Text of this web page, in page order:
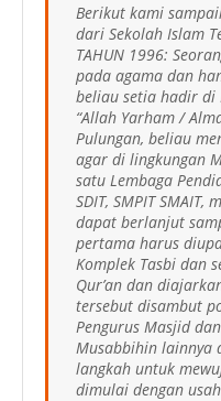
Berikut kami
dari Sekolah Islam
TAHUN 1996:
pada agama dan
beliau setia hadir di
“Allah Yarham /
Pulungan, beliau
agar di lingkungan
satu Lembaga
SDIT, SMPIT
dapat berlanjut
pertama harus
Komplek Tasbi dan
Qur’an dan
tersebut disambut
Pengurus Masjid
Musabbihin lainnya
langkah untuk
dimulai dengan